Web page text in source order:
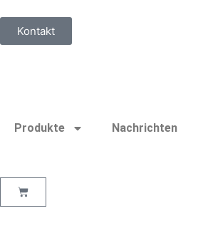
Kontakt
Produkte Nachrichten